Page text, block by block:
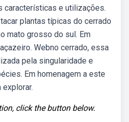
características e utilizações.
plantas típicas do cerrado
mato grosso do sul. Em
Webno cerrado, essa
pela singularidade e
Em homenagem a este
click the button below.